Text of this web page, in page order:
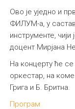
Ово је уједно и
ФИЛУМ-а, у
инструменте,
доцент Мирјанa
На концерту ће
оркестар, на
Грига и Б. Бритна.
Програм